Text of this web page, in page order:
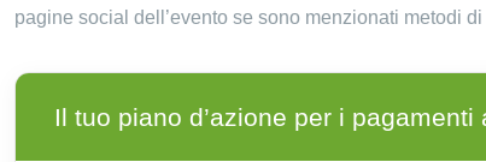
pagine social dell’evento se sono menzionati metodi
Il tuo piano d’azione per i pagamenti